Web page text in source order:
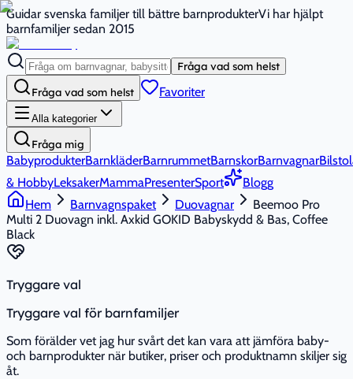
Guidar svenska familjer till bättre barnprodukterVi har hjälpt
barnfamiljer sedan 2015
Fråga vad som helst
Fråga vad som helst Favoriter
Alla kategorier
Fråga mig
BabyprodukterBarnkläderBarnrummetBarnskorBarnvagnar
& HobbyLeksakerMammaPresenterSport
Blogg
Hem
Barnvagnspaket Duovagnar
Beemoo Pro
Multi 2 Duovagn inkl. Axkid GOKID Babyskydd & Bas, Coffee
Black
Tryggare val
Tryggare val för barnfamiljer
Som förälder vet jag hur svårt det kan vara att jämföra baby-
och barnprodukter när butiker, priser och produktnamn skiljer sig
åt.